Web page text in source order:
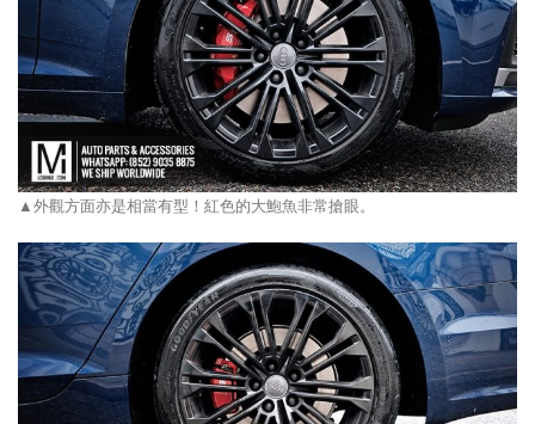
▲外觀方面亦是相當有型！紅色的大鮑魚非常搶眼。